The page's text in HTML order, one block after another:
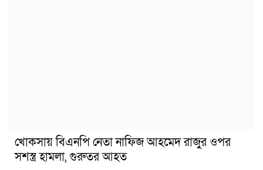
খোকসায় বিএনপি নেতা নাফিজ আহমেদ রাজুর ওপর
সশস্ত্র হামলা, গুরুতর আহত